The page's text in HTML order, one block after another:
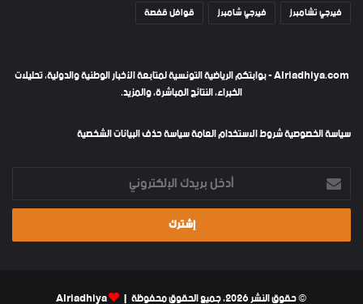
فيرجي تشامبرز
فيرجي شامبرز قوافل قفصة
Alriadhiya.com - بوابتكم الرياضية التونسية لمتابعة الأخبار الوطنية والدولية، تحليلات
الخبراء، النتائج المباشرة، والمزيد.
سياسة الخصوصيةشروط الاستخدام العامةسياسة حذف البيانات الشخصية
أدخل
بريدك
الإلكتروني
© حقوق النشر 2026، جميع الحقوق محفوظة | Alriadhiya